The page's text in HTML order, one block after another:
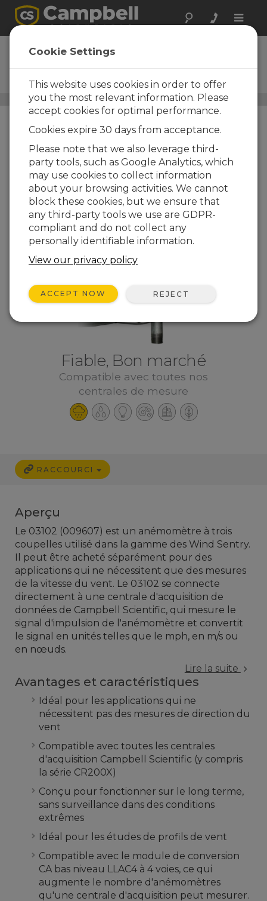
Toggle
03102
Anémomètre 03102 Wind
Sentry
Vitesse et direction du vent/ 03102
Fiable, Bon marché
Compatible avec toutes nos
centrales de mesure
RACCOURCI
Aperçu
Le 03102 (009607) est un anémomètre à trois
coupelles utilisé dans la gamme des Wind Sentry.
Il peut être acheté séparément pour des
applications qui ne nécessitent que des mesures
de la vitesse du vent. Le 03102 se connecte
directement à une centrale d'acquisition de
données de Campbell Scientific, qui mesure le
signal d'impulsion de l'anémomètre et convertit
le signal en unités telles que le mph, en m/s ou
en nœuds.
Lire la suite
Avantages et caractéristiques
Idéal pour les applications qui ne
nécessitent pas des mesures de direction du
vent
Compatible avec toutes les centrales
d'acquisition Campbell Scientific (y compris
la série CR200X)
Conçu pour fonctionner sur le long terme,
sans surveillance dans des conditions
extrêmes
Idéal pour les études de profils de vent
Compatible avec le module de conversion
CA bas niveau LLAC4 à 4 voies, ce qui
augmente le nombre d'anémomètres
qu'une centrale d'acquisition peut mesurer.
Cookie Settings
This website uses cookies in order to offer
you the most relevant information. Please
accept cookies for optimal performance.
Cookies expire 30 days from acceptance.
Please note that we also leverage third-
party tools, such as Google Analytics, which
may use cookies to collect information
about your browsing activities. We cannot
block these cookies, but we ensure that
any third-party tools we use are GDPR-
compliant and do not collect any
personally identifiable information.
View our privacy policy
ACCEPT NOW REJECT